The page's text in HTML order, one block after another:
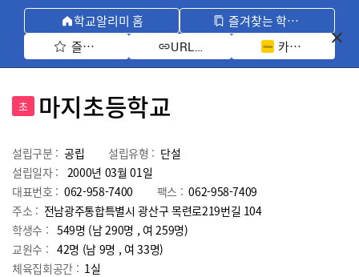
학교알리미 홈
즐겨찾는 학교 모아보기
즐겨찾기 선택
URL 복사 카카오톡 공유
초 마지초등학교
설립구분 : 공립 설립유형 : 단설
설립일자 : 2000년 03월 01일
대표번호 : 062-958-7400 팩스 : 062-958-7409
주소 : 전남광주통합특별시 광산구 목련로219번길 104
학생수 : 549명 (남 290명 , 여 259명)
교원수 : 42명 (남 9명 , 여33명)
체육집회공간 : 1실